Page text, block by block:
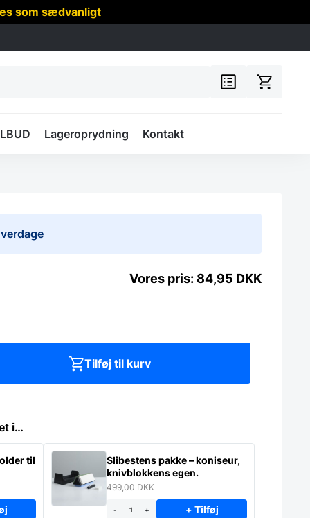
som sædvanligt
Lageroprydning Kontakt
84,95 DKK
Tilføj til kurv
i…
til
Slibestens pakke – koniseur,
knivblokkens egen.
499,00 DKK
- + + Tilføj